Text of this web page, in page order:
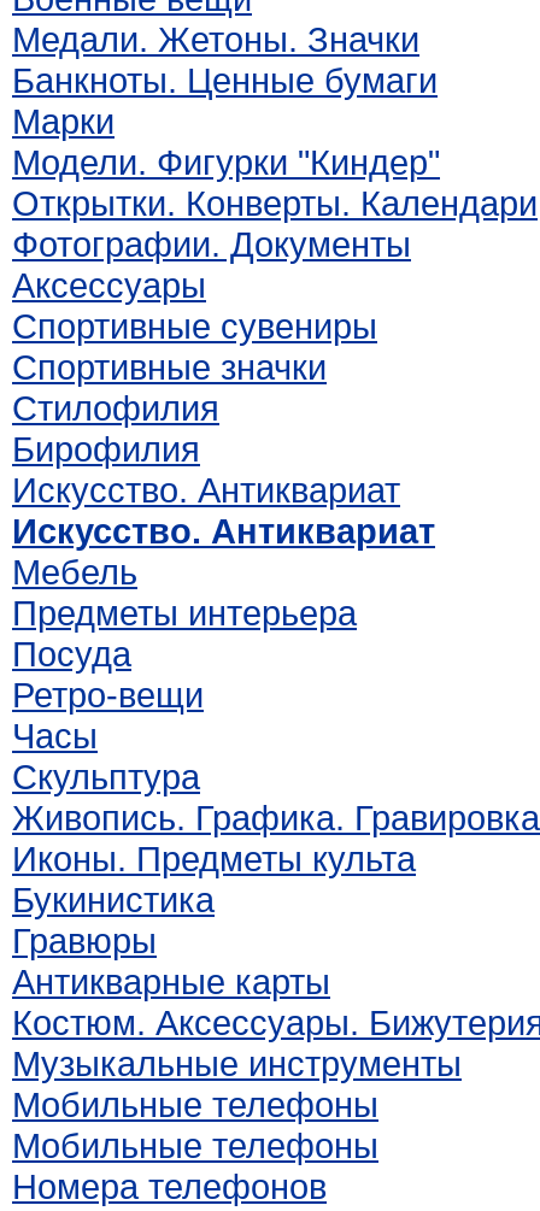
Медали. Жетоны. Значки
Банкноты. Ценные бумаги
Марки
Модели. Фигурки "Киндер"
Открытки. Конверты. Календари
Фотографии. Документы
Аксессуары
Спортивные сувениры
Спортивные значки
Стилофилия
Бирофилия
Искусство. Антиквариат
Искусство. Антиквариат
Мебель
Предметы интерьера
Посуда
Ретро-вещи
Часы
Скульптура
Живопись. Графика. Гравировка
Иконы. Предметы культа
Букинистика
Гравюры
Антикварные карты
Костюм. Аксессуары.
Музыкальные инструменты
Мобильные телефоны
Мобильные телефоны
Номера телефонов